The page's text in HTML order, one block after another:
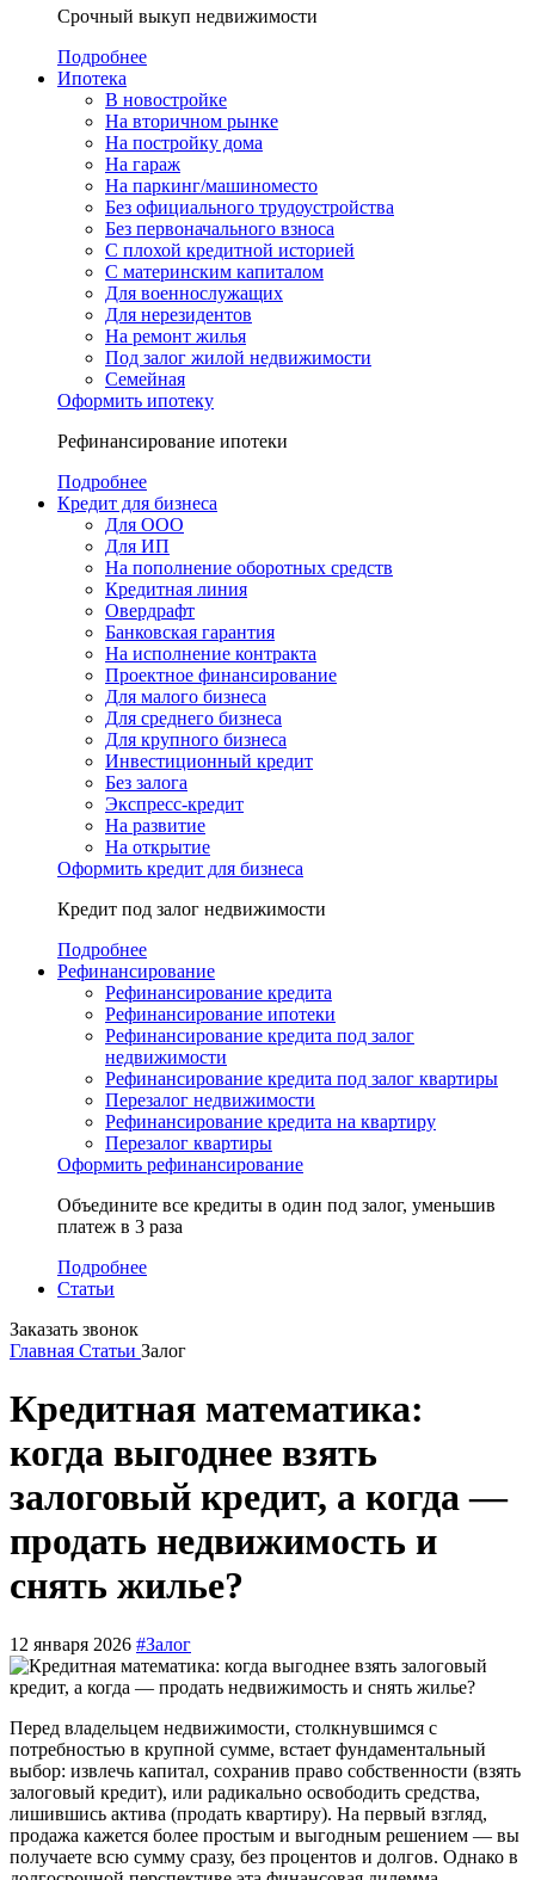
Срочный выкуп недвижимости
Подробнее
Ипотека
В новостройке
На вторичном рынке
На постройку дома
На гараж
На паркинг/машиноместо
Без официального трудоустройства
Без первоначального взноса
С плохой кредитной историей
С материнским капиталом
Для военнослужащих
Для нерезидентов
На ремонт жилья
Под залог жилой недвижимости
Семейная
Оформить ипотеку
Рефинансирование ипотеки
Подробнее
Кредит для бизнеса
Для ООО
Для ИП
На пополнение оборотных средств
Кредитная линия
Овердрафт
Банковская гарантия
На исполнение контракта
Проектное финансирование
Для малого бизнеса
Для среднего бизнеса
Для крупного бизнеса
Инвестиционный кредит
Без залога
Экспресс-кредит
На развитие
На открытие
Оформить кредит для бизнеса
Кредит под залог недвижимости
Подробнее
Рефинансирование
Рефинансирование кредита
Рефинансирование ипотеки
Рефинансирование кредита под залог
недвижимости
Рефинансирование кредита под залог квартиры
Перезалог недвижимости
Рефинансирование кредита на квартиру
Перезалог квартиры
Оформить рефинансирование
Объедините все кредиты в один под залог, уменьшив
платеж в 3 раза
Подробнее
Статьи
Заказать звонок
Главная Статьи Залог
Кредитная математика:
когда выгоднее взять
залоговый кредит, а когда —
продать недвижимость и
снять жилье?
12 января 2026 #Залог
Перед владельцем недвижимости, столкнувшимся с
потребностью в крупной сумме, встает фундаментальный
выбор: извлечь капитал, сохранив право собственности (взять
залоговый кредит), или радикально освободить средства,
лишившись актива (продать квартиру). На первый взгляд,
продажа кажется более простым и выгодным решением — вы
получаете всю сумму сразу, без процентов и долгов. Однако в